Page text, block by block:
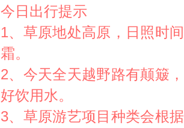
今日出行提示
1、草原地处高原，日照时
霜。
2、今天全天越野路有颠簸
好饮用水。
3、草原游艺项目种类会根